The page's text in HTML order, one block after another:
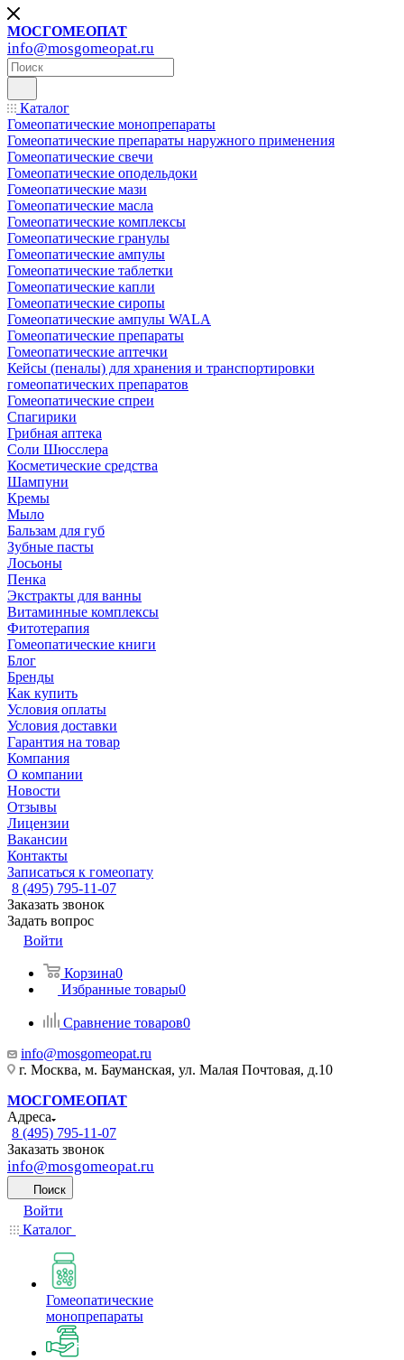
МОСГОМЕОПАТ
info@mosgomeopat.ru
Каталог
Гомеопатические монопрепараты
Гомеопатические препараты наружного применения
Гомеопатические свечи
Гомеопатические оподельдоки
Гомеопатические мази
Гомеопатические масла
Гомеопатические комплексы
Гомеопатические гранулы
Гомеопатические ампулы
Гомеопатические таблетки
Гомеопатические капли
Гомеопатические сиропы
Гомеопатические ампулы WALA
Гомеопатические препараты
Гомеопатические аптечки
Кейсы (пеналы) для хранения и транспортировки
гомеопатических препаратов
Гомеопатические спреи
Спагирики
Грибная аптека
Соли Шюсслера
Косметические средства
Шампуни
Кремы
Мыло
Бальзам для губ
Зубные пасты
Лосьоны
Пенка
Экстракты для ванны
Витаминные комплексы
Фитотерапия
Гомеопатические книги
Блог
Бренды
Как купить
Условия оплаты
Условия доставки
Гарантия на товар
Компания
О компании
Новости
Отзывы
Лицензии
Вакансии
Контакты
Записаться к гомеопату
8 (495) 795-11-07
Заказать звонок
Задать вопрос
Войти
Корзина0
Избранные товары0
Сравнение товаров0
info@mosgomeopat.ru
г. Москва, м. Бауманская, ул. Малая Почтовая, д.10
МОСГОМЕОПАТ
Адреса
8 (495) 795-11-07
Заказать звонок
info@mosgomeopat.ru
Поиск
Войти
Каталог
Гомеопатические
монопрепараты